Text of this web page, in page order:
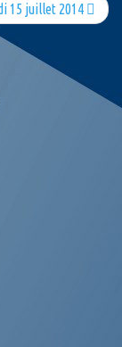
15 juillet 2014